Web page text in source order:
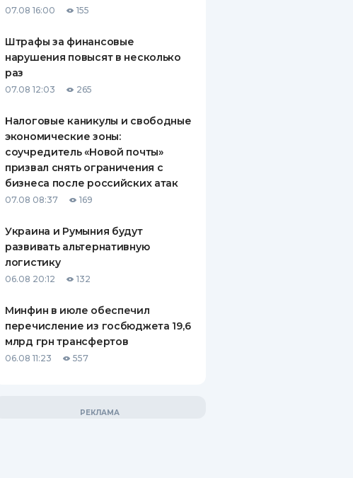
СТРАХОВЫЕ ПОЛИСЫ
КОМПАНИИ
О СТРАХОВЫХ
07.08 16:00 155
Штрафы за финансовые
нарушения повысят в несколько
раз
07.08 12:03 265
Налоговые каникулы и свободные
экономические зоны:
соучредитель «Новой почты»
призвал снять ограничения с
бизнеса после российских атак
07.08 08:37 169
Украина и Румыния будут
развивать альтернативную
логистику
06.08 20:12 132
Минфин в июле обеспечил
перечисление из госбюджета 19,6
млрд грн трансфертов
06.08 11:23 557